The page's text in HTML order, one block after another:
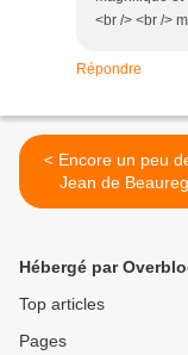
<br /> <br />
Répondre
< Encore un peu de Saint
Jean de
édition Automne
Hébergé par
Top articles
Pages